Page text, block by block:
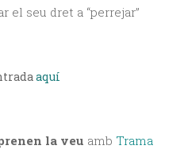
seu dret a “perrejar”
aquí
la veu amb Trama